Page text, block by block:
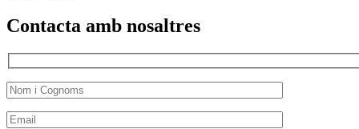
Contacta amb nosaltres